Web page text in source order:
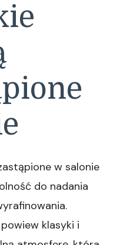
w salonie
do nadania
klasyki i